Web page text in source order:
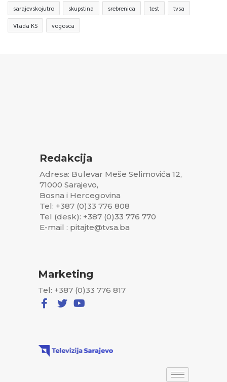
sarajevskojutro skupstina srebrenica test tvsa
Vlada KS vogosca
Redakcija
Adresa: Bulevar Meše Selimovića 12,
71000 Sarajevo,
Bosna i Hercegovina
Tel: +387 (0)33 776 808
Tel (desk): +387 (0)33 776 770
E-mail : pitajte@tvsa.ba
Marketing
Tel: +387 (0)33 776 817